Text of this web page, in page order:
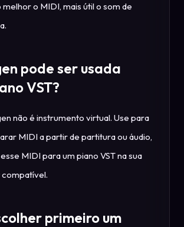
melhor o MIDI, mais útil o som de
pode ser usada
VST?
não é instrumento virtual. Use para
MIDI a partir de partitura ou áudio,
MIDI para um piano VST na sua
compatível.
primeiro um